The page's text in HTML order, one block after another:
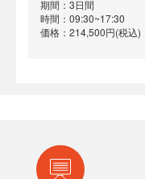
期間：3日間
時間：09:30~17:30
価格：214,500円(税込)